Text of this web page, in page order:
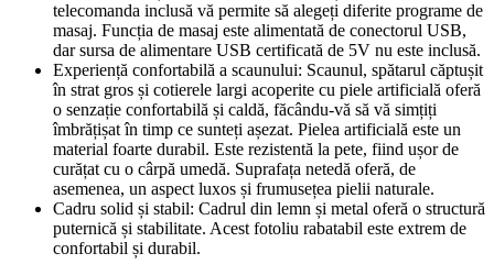
telecomanda inclusă vă permite să alegeți diferite programe de
masaj. Funcția de masaj este alimentată de conectorul USB,
dar sursa de alimentare USB certificată de 5V nu este inclusă.
Experiență confortabilă a scaunului: Scaunul, spătarul căptușit
în strat gros și cotierele largi acoperite cu piele artificială oferă
o senzație confortabilă și caldă, făcându-vă să vă simțiți
îmbrățișat în timp ce sunteți așezat. Pielea artificială este un
material foarte durabil. Este rezistentă la pete, fiind ușor de
curățat cu o cârpă umedă. Suprafața netedă oferă, de
asemenea, un aspect luxos și frumusețea pielii naturale.
Cadru solid și stabil: Cadrul din lemn și metal oferă o structură
puternică și stabilitate. Acest fotoliu rabatabil este extrem de
confortabil și durabil.